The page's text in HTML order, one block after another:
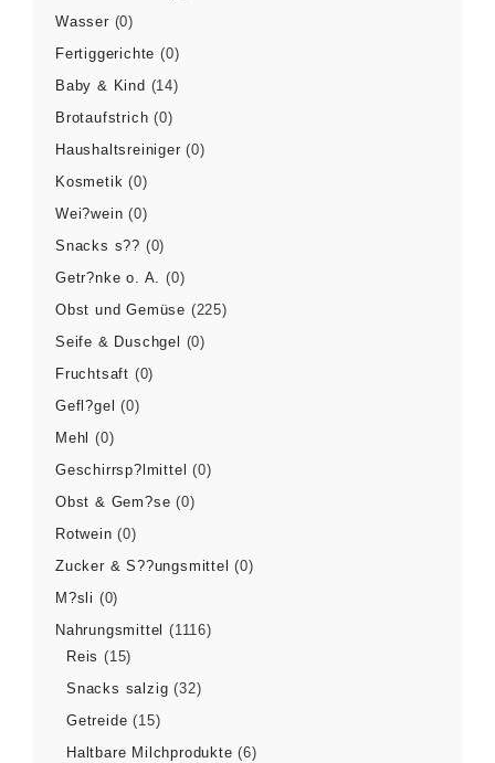
Wasser (0)
Fertiggerichte (0)
Baby & Kind (14)
Brotaufstrich (0)
Haushaltsreiniger (0)
Kosmetik (0)
Wei?wein (0)
Snacks s?? (0)
Getr?nke o. A. (0)
Obst und Gemüse (225)
Seife & Duschgel
(0)
Fruchtsaft (0)
Gefl?gel
(0)
Mehl
(0)
Geschirrsp?lmittel
(0)
Obst & Gem?se (0)
Rotwein (0)
Zucker & S??ungsmittel
(0)
M?sli (0)
Nahrungsmittel
(1116)
Reis (15)
Snacks salzig (32)
Getreide (15)
Haltbare Milchprodukte (6)